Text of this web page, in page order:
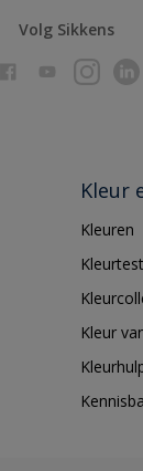
Volg Sikkens
Kleur
Kleuren
Kleur